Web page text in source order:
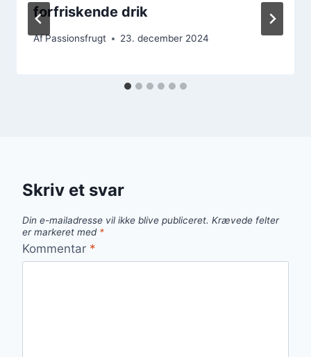
forfriskende drik
AfPassionsfrugt 23. december 2024
Skriv et svar
Din e-mailadresse vil ikke blive publiceret. Krævede felter
er markeret med *
Kommentar *